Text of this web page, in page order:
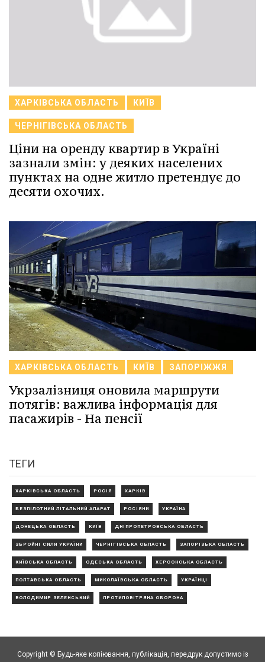
ХАРКІВСЬКА ОБЛАСТЬ КИЇВ
ЧЕРНІГІВСЬКА ОБЛАСТЬ
Ціни на оренду квартир в Україні
зазнали змін: у деяких населених
пунктах на одне житло претендує до
десяти охочих.
ХАРКІВСЬКА ОБЛАСТЬ КИЇВ ЗАПОРІЖЖЯ
Укрзалізниця оновила маршрути
потягів: важлива інформація для
пасажирів - На пенсії
ТЕГИ
ХАРКІВСЬКА ОБЛАСТЬ РОСІЯ ХАРКІВ
БЕЗПІЛОТНИЙ ЛІТАЛЬНИЙ АПАРАТ РОСІЯНИ УКРАЇНА
ДОНЕЦЬКА ОБЛАСТЬ КИЇВ ДНІПРОПЕТРОВСЬКА ОБЛАСТЬ
ЗБРОЙНІ СИЛИ УКРАЇНИ ЧЕРНІГІВСЬКА ОБЛАСТЬ ЗАПОРІЗЬКА ОБЛАСТЬ
КИЇВСЬКА ОБЛАСТЬ ОДЕСЬКА ОБЛАСТЬ ХЕРСОНСЬКА ОБЛАСТЬ
ПОЛТАВСЬКА ОБЛАСТЬ МИКОЛАЇВСЬКА ОБЛАСТЬ УКРАЇНЦІ
ВОЛОДИМИР ЗЕЛЕНСЬКИЙ ПРОТИПОВІТРЯНА ОБОРОНА
Copyright © Будь-яке копiювання, публiкацiя, передрук допустимо із